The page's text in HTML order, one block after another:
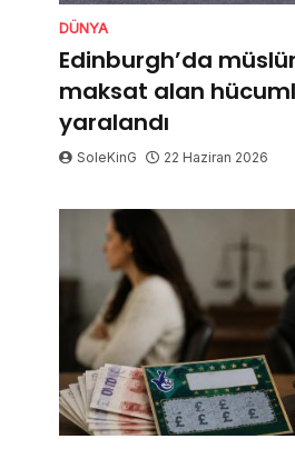
DÜNYA
Edinburgh’da
maksat alan
yaralandı
SoleKinG 22 Haziran 2026